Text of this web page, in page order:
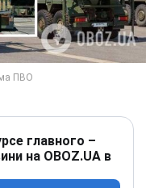
главного –
на OBOZ.UA в